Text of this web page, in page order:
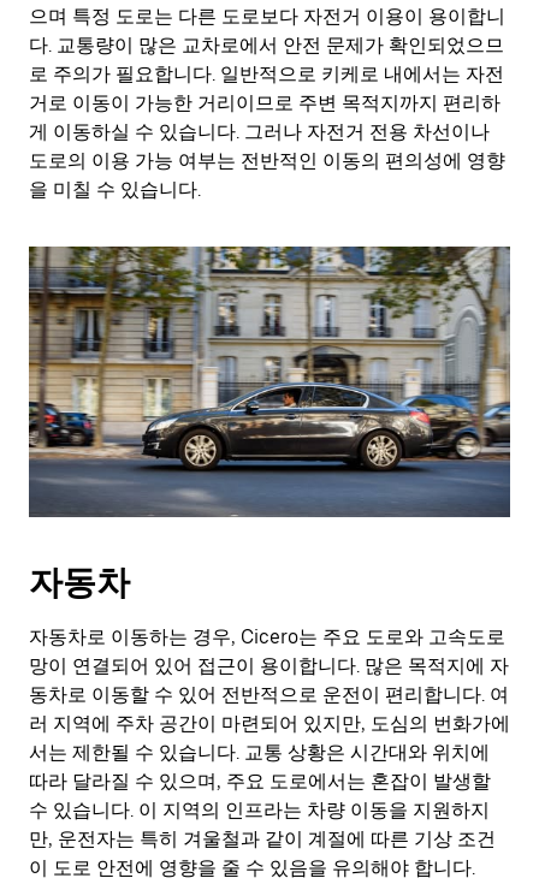
으며 특정 도로는 다른 도로보다 자전거 이용이 용이합니
다. 교통량이 많은 교차로에서 안전 문제가 확인되었으므
로 주의가 필요합니다. 일반적으로 키케로 내에서는 자전
거로 이동이 가능한 거리이므로 주변 목적지까지 편리하
게 이동하실 수 있습니다. 그러나 자전거 전용 차선이나
도로의 이용 가능 여부는 전반적인 이동의 편의성에 영향
을 미칠 수 있습니다.
자동차
자동차로 이동하는 경우, Cicero는 주요 도로와 고속도로
망이 연결되어 있어 접근이 용이합니다. 많은 목적지에 자
동차로 이동할 수 있어 전반적으로 운전이 편리합니다. 여
러 지역에 주차 공간이 마련되어 있지만, 도심의 번화가에
서는 제한될 수 있습니다. 교통 상황은 시간대와 위치에
따라 달라질 수 있으며, 주요 도로에서는 혼잡이 발생할
수 있습니다. 이 지역의 인프라는 차량 이동을 지원하지
만, 운전자는 특히 겨울철과 같이 계절에 따른 기상 조건
이 도로 안전에 영향을 줄 수 있음을 유의해야 합니다.